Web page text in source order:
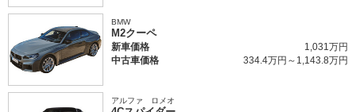
BMW
M2クーペ
新車価格
1,031万円
中古車価格
334.4万円～1,143.8万円
アルファ ロメオ